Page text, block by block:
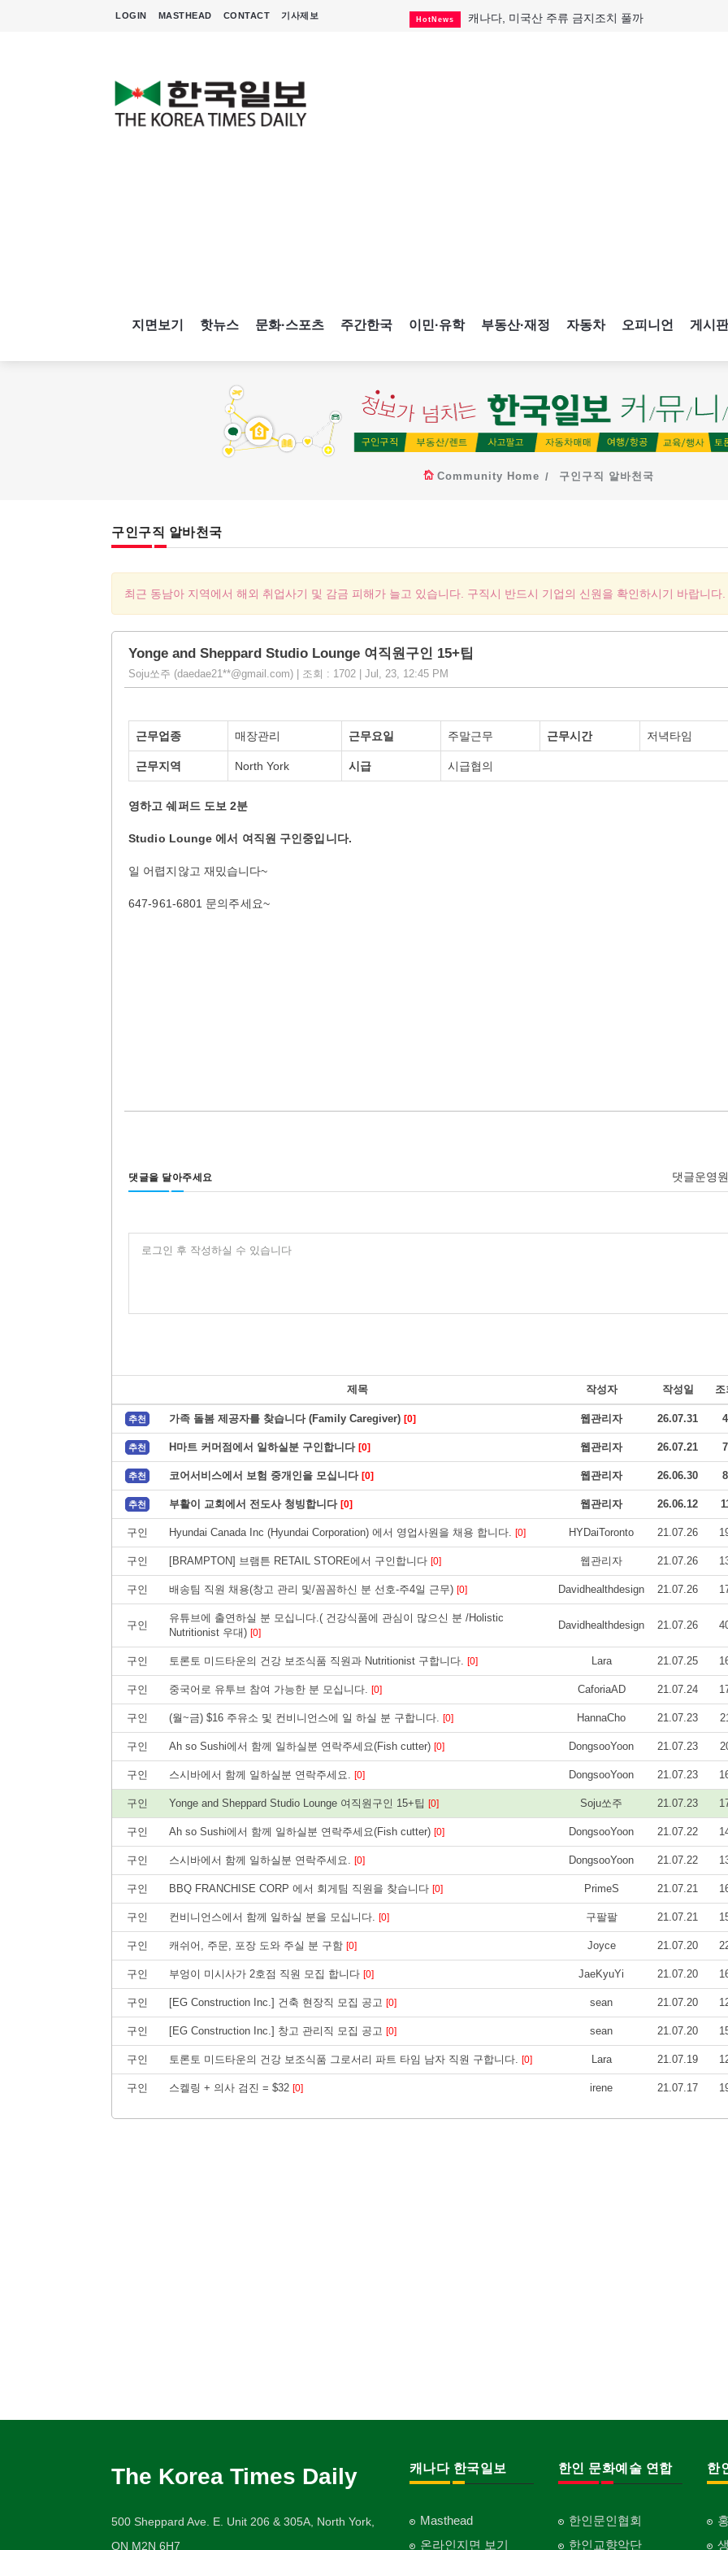
LOGIN MASTHEAD CONTACT 기사제보 HotNews 캐나다, 미국산 주류 금지조치 풀까
지면보기 핫뉴스 문화·스포츠 주간한국 이민·유학 부동산·재정 자동차 오피니언 게시판
Community Home 구인구직 알바천국
구인구직 알바천국
최근 동남아 지역에서 해외 취업사기 및 감금 피해가 늘고 있습니다. 구직시 반드시 기업의 신원을 확인하시기 바랍니다.
Yonge and Sheppard Studio Lounge 여직원구인 15+팁
Soju쏘주 (daedae21**@gmail.com) | 조회 : 1702 | Jul, 23, 12:45 PM
근무업종 매장관리 근무요일 주말근무 근무시간 저녁타임
근무지역 North York 시급 시급협의
영하고 쉐퍼드 도보 2분
Studio Lounge 에서 여직원 구인중입니다.
일 어렵지않고 재밌습니다~
647-961-6801 문의주세요~
댓글을 달아주세요 댓글운영
로그인 후 작성하실 수 있습니다
제목 작성자 작성일 조
추천 가족 돌봄 제공자를 찾습니다 (Family Caregiver) [0] 웹관리자 26.07.31
추천 H마트 커머점에서 일하실분 구인합니다 [0] 웹관리자 26.07.21
추천 코어서비스에서 보험 중개인을 모십니다 [0] 웹관리자 26.06.30
추천 부활이 교회에서 전도사 청빙합니다 [0] 웹관리자 26.06.12
구인 Hyundai Canada Inc (Hyundai Corporation) 에서 영업사원을 채용 합니다. [0] HYDaiToronto 21.07.26
구인 [BRAMPTON] 브램튼 RETAIL STORE에서 구인합니다 [0] 웹관리자 21.07.26
구인 배송팀 직원 채용(창고 관리 및/꼼꼼하신 분 선호-주4일 근무) [0] Davidhealthdesign 21.07.26
구인
유튜브에 출연하실 분 모십니다.( 건강식품에 관심이 많으신 분 /Holistic
Nutritionist 우대) [0]
Davidhealthdesign 21.07.26
구인 토론토 미드타운의 건강 보조식품 직원과 Nutritionist 구합니다. [0] Lara 21.07.25
구인 중국어로 유투브 참여 가능한 분 모십니다. [0] CaforiaAD 21.07.24
구인 (월~금) $16 주유소 및 컨비니언스에 일 하실 분 구합니다. [0] HannaCho 21.07.23
구인 Ah so Sushi에서 함께 일하실분 연락주세요(Fish cutter) [0] DongsooYoon 21.07.23
구인 스시바에서 함께 일하실분 연락주세요. [0] DongsooYoon 21.07.23
구인 Yonge and Sheppard Studio Lounge 여직원구인 15+팁 [0] Soju쏘주 21.07.23
구인 Ah so Sushi에서 함께 일하실분 연락주세요(Fish cutter) [0] DongsooYoon 21.07.22
구인 스시바에서 함께 일하실분 연락주세요. [0] DongsooYoon 21.07.22
구인 BBQ FRANCHISE CORP 에서 회게팀 직원을 찾습니다 [0] PrimeS 21.07.21
구인 컨비니언스에서 함께 일하실 분을 모십니다. [0] 구팔팔 21.07.21
구인 캐쉬어, 주문, 포장 도와 주실 분 구함 [0] Joyce 21.07.20
구인 부엉이 미시사가 2호점 직원 모집 합니다 [0] JaeKyuYi 21.07.20
구인 [EG Construction Inc.] 건축 현장직 모집 공고 [0] sean 21.07.20
구인 [EG Construction Inc.] 창고 관리직 모집 공고 [0] sean 21.07.20
구인 토론토 미드타운의 건강 보조식품 그로서리 파트 타임 남자 직원 구합니다. [0] Lara 21.07.19
구인 스켈링 + 의사 검진 = $32 [0] irene 21.07.17
The Korea Times Daily
500 Sheppard Ave. E. Unit 206 & 305A, North York,
ON M2N 6H7
캐나다 한국일보
Masthead
온라인지면 보기
한인 문화예술 연합
한인문인협회
한인교향악단
한